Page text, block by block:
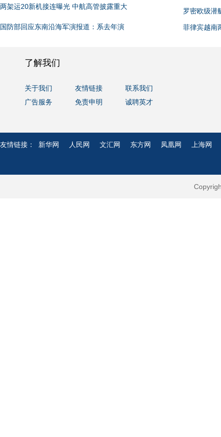
两架运20新机接连曝光 中航高管披露重大
国防部回应东南沿海军演报道：系去年演
罗密欧级潜
菲律宾越南
了解我们
关于我们 友情链接
联系我们
广告服务
免责申明 诚聘英才
友情链接： 新华网 人民网 文汇网 东方网 凤凰网 上海网